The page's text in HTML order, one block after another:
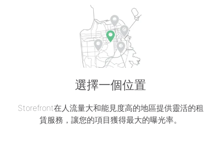
選擇一個位置
Storefront在人流量大和能見度高的地區提供靈活的租
賃服務，讓您的項目獲得最大的曝光率。